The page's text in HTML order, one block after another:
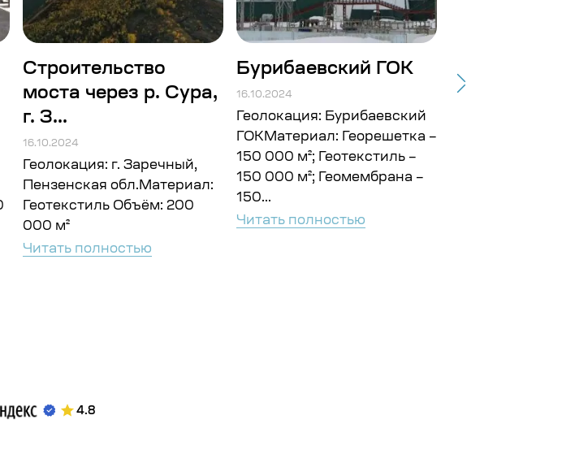
Строительство
моста через р. Сура,
г. З...
16.10.2024
Геолокация: г. Заречный,
Пензенская обл.Материал:
Геотекстиль Объём: 200
000 м²
Читать полностью
Бурибаевский ГОК
16.10.2024
Геолокация: Бурибаевский
ГОКМатериал: Георешетка –
150 000 м²; Геотекстиль –
150 000 м²; Геомембрана –
150...
Читать полностью
Строит-во
4.8